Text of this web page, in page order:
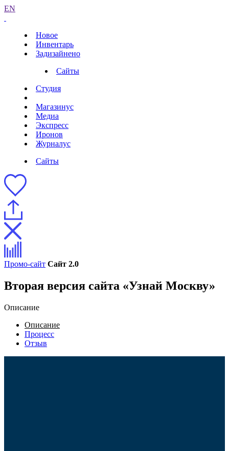
EN
Новое
Инвентарь
Задизайнено
Сайты
Студия
Магазинус
Медиа
Экспресс
Иронов
Журналус
Сайты
Промо-сайт Сайт 2.0
Вторая версия сайта «Узнай Москву»
Описание
Описание
Процесс
Отзыв